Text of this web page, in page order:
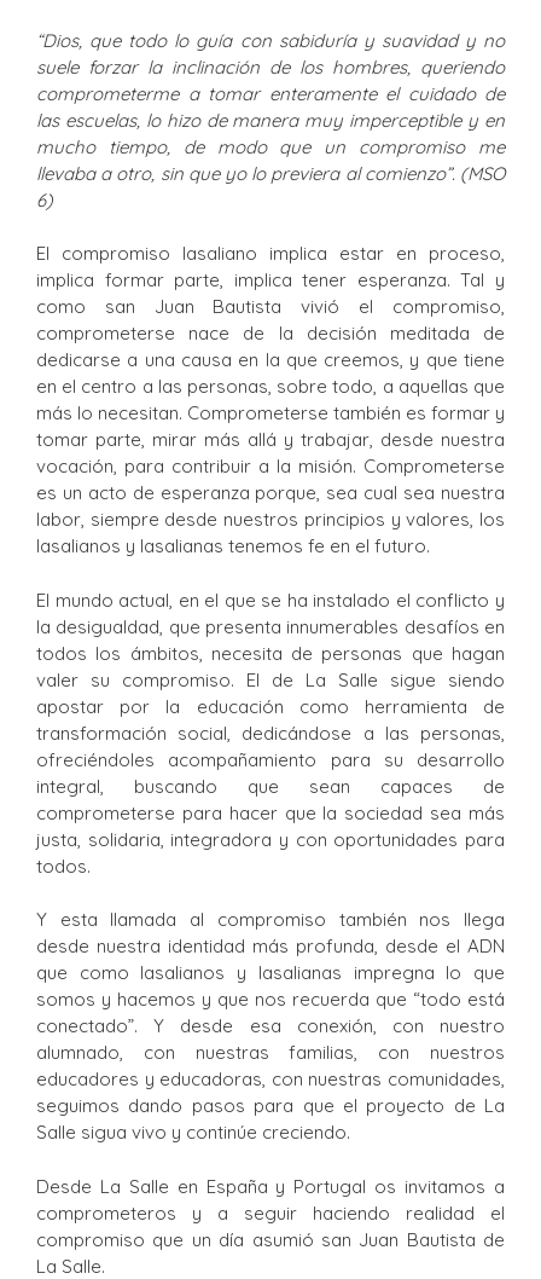
“Dios, que todo lo guía con sabiduría y suavidad y no
suele forzar la inclinación de los hombres, queriendo
comprometerme a tomar enteramente el cuidado de
las escuelas, lo hizo de manera muy imperceptible y en
mucho tiempo, de modo que un compromiso me
llevaba a otro, sin que yo lo previera al comienzo”. (MSO
6)
El compromiso lasaliano implica estar en proceso,
implica formar parte, implica tener esperanza. Tal y
como san Juan Bautista vivió el compromiso,
comprometerse nace de la decisión meditada de
dedicarse a una causa en la que creemos, y que tiene
en el centro a las personas, sobre todo, a aquellas que
más lo necesitan. Comprometerse también es formar y
tomar parte, mirar más allá y trabajar, desde nuestra
vocación, para contribuir a la misión. Comprometerse
es un acto de esperanza porque, sea cual sea nuestra
labor, siempre desde nuestros principios y valores, los
lasalianos y lasalianas tenemos fe en el futuro.
El mundo actual, en el que se ha instalado el conflicto y
la desigualdad, que presenta innumerables desafíos en
todos los ámbitos, necesita de personas que hagan
valer su compromiso. El de La Salle sigue siendo
apostar por la educación como herramienta de
transformación social, dedicándose a las personas,
ofreciéndoles acompañamiento para su desarrollo
integral, buscando que sean capaces de
comprometerse para hacer que la sociedad sea más
justa, solidaria, integradora y con oportunidades para
todos.
Y esta llamada al compromiso también nos llega
desde nuestra identidad más profunda, desde el ADN
que como lasalianos y lasalianas impregna lo que
somos y hacemos y que nos recuerda que “todo está
conectado”. Y desde esa conexión, con nuestro
alumnado, con nuestras familias, con nuestros
educadores y educadoras, con nuestras comunidades,
seguimos dando pasos para que el proyecto de La
Salle sigua vivo y continúe creciendo.
Desde La Salle en España y Portugal os invitamos a
comprometeros y a seguir haciendo realidad el
compromiso que un día asumió san Juan Bautista de
La Salle.